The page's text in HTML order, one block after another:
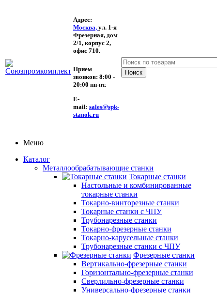
Адрес:
Москва, ул. 1-я
Фрезерная, дом
2/1, корпус 2,
офис 710.
Прием
звонков: 8:00 -
20:00 пн-пт.
E-
mail: sales@spk-
stanok.ru
Меню
Каталог
Металлообрабатывающие станки
Токарные станки
Настольные и комбинированные
токарные станки
Токарно-винторезные станки
Токарные станки с ЧПУ
Трубонарезные станки
Токарно-фрезерные станки
Токарно-карусельные станки
Трубонарезные станки с ЧПУ
Фрезерные станки
Вертикально-фрезерные станки
Горизонтально-фрезерные станки
Сверлильно-фрезерные станки
Универсально-фрезерные станки